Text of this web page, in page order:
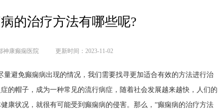
的治疗方法有哪些呢?
神康癫痫医院 更新时间：2023-11-02
避免癫痫病出现的情况，我们需要找寻更加适合有效的方法进行治
的帽子，成为一种常见的流行病症，随着社会发展越来越快，人们的
康状况，就很有可能受到癫痫病的侵害。那么，“癫痫病的治疗方法